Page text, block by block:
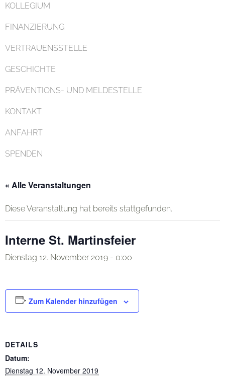
KOLLEGIUM
FINANZIERUNG
VERTRAUENSSTELLE
GESCHICHTE
PRÄVENTIONS- UND MELDESTELLE
KONTAKT
ANFAHRT
SPENDEN
« Alle Veranstaltungen
Diese Veranstaltung hat bereits stattgefunden.
Interne St. Martinsfeier
Dienstag 12. November 2019 - 0:00
Zum Kalender hinzufügen
DETAILS
Datum:
Dienstag 12. November 2019